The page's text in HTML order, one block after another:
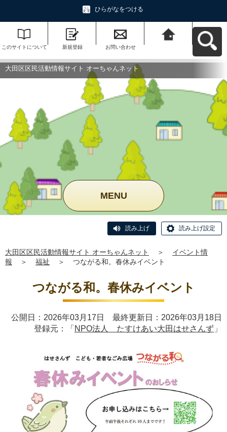
ひらがなをつける
このサイトについて 新規登録 お問い合わせ
ットへ戻る
大田区区民活動情報サイト オーちゃんネット
MENU
読み上げ 読み上げ設定
大田区区民活動情報サイト オーちゃんネット ＞
イベント情
報
＞ 福祉 ＞ つながる和。春休みイベント
つながる和。春休みイベント
公開日：2026年03月17日 最終更新日：2026年03月18日
登録元：「 NPO法人 たすけあい大田はせさんず 」